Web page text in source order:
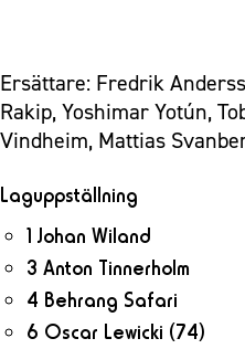
Ersättare: Fredrik
Rakip, Yoshimar Yotún,
Vindheim, Mattias
Laguppställning
1 Johan Wiland
3 Anton Tinnerholm
4 Behrang Safari
6 Oscar Lewicki (74)